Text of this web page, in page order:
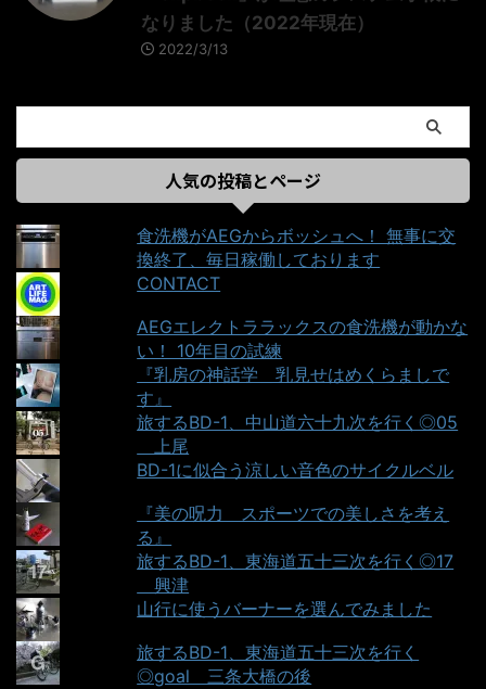
なりました（2022年現在）
2022/3/13
人気の投稿とページ
食洗機がAEGからボッシュへ！ 無事に交
換終了、毎日稼働しております
CONTACT
AEGエレクトララックスの食洗機が動かな
い！ 10年目の試練
『乳房の神話学＿乳見せはめくらましで
す』
旅するBD-1、中山道六十九次を行く◎05
＿上尾
BD-1に似合う涼しい音色のサイクルベル
『美の呪力＿スポーツでの美しさを考え
る』
旅するBD-1、東海道五十三次を行く◎17
＿興津
山行に使うバーナーを選んでみました
旅するBD-1、東海道五十三次を行く
◎goal＿三条大橋の後